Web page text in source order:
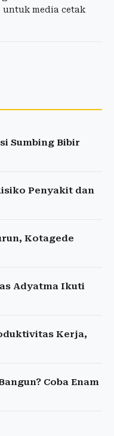
untuk media cetak
Sumbing Bibir
Penyakit dan
Kotagede
Adyatma Ikuti
Kerja,
Coba Enam